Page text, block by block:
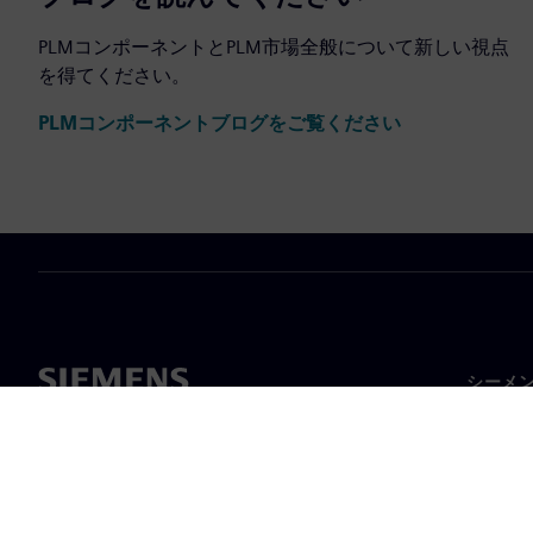
PLMコンポーネントとPLM市場全般について新しい視点
を得てください。
PLMコンポーネントブログをご覧ください
シーメ